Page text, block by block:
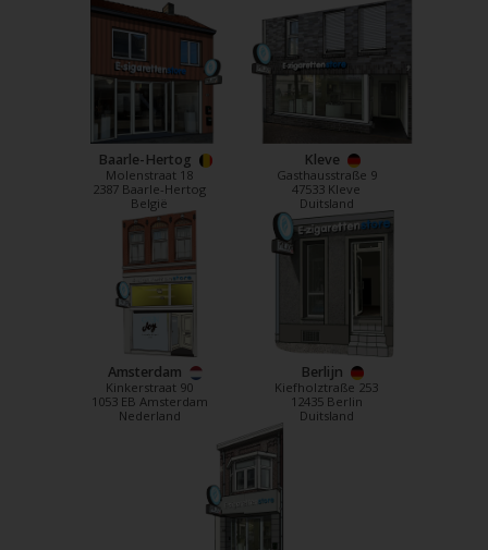
Baarle-Hertog
Molenstraat 18
2387 Baarle-Hertog
België
Kleve
Gasthausstraße 9
47533 Kleve
Duitsland
Amsterdam
Kinkerstraat 90
1053 EB Amsterdam
Nederland
Berlijn
Kiefholztraße 253
12435 Berlin
Duitsland